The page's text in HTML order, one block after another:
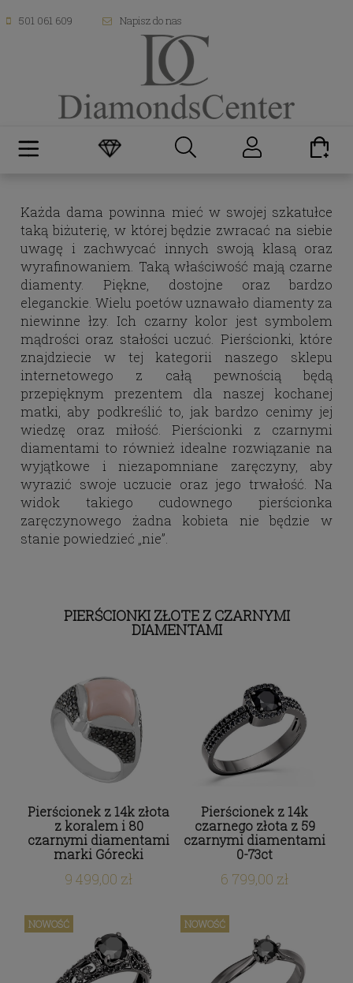
501 061 609 Napisz do nas
Każda dama powinna mieć w swojej szkatułce
taką biżuterię, w której będzie zwracać na siebie
uwagę i zachwycać innych swoją klasą oraz
wyrafinowaniem. Taką właściwość mają czarne
diamenty. Piękne, dostojne oraz bardzo
eleganckie. Wielu poetów uznawało diamenty za
niewinne łzy. Ich czarny kolor jest symbolem
mądrości oraz stałości uczuć. Pierścionki, które
znajdziecie w tej kategorii naszego sklepu
internetowego z całą pewnością będą
przepięknym prezentem dla naszej kochanej
matki, aby podkreślić to, jak bardzo cenimy jej
wiedzę oraz miłość. Pierścionki z czarnymi
diamentami to również idealne rozwiązanie na
wyjątkowe i niezapomniane zaręczyny, aby
wyrazić swoje uczucie oraz jego trwałość. Na
widok takiego cudownego pierścionka
zaręczynowego żadna kobieta nie będzie w
stanie powiedzieć „nie”.
PIERŚCIONKI ZŁOTE Z CZARNYMI
DIAMENTAMI
Pierścionek z 14k złota
z koralem i 80
czarnymi diamentami
marki Górecki
9 499,00 zł
Pierścionek z 14k
czarnego złota z 59
czarnymi diamentami
0-73ct
6 799,00 zł
NOWOŚĆ NOWOŚĆ